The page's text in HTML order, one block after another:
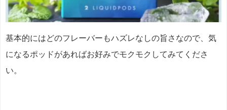
基本的にはどのフレーバーもハズレなしの旨さなので、気
になるポッドがあればお好みでモクモクしてみてくださ
い。